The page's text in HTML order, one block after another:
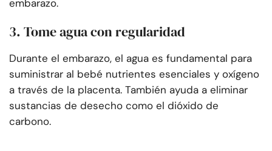
embarazo.
3. Tome agua con regularidad
Durante el embarazo, el agua es fundamental para
suministrar al bebé nutrientes esenciales y oxígeno
a través de la placenta. También ayuda a eliminar
sustancias de desecho como el dióxido de
carbono.